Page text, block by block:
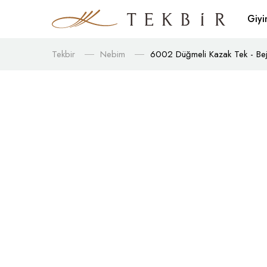
Tekbir Nebim 6002 Düğmeli Kazak Tek - Bej